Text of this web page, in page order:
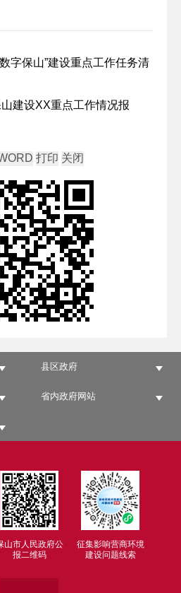
字保山”建设重点工作任务清
建设XX重点工作情况报
县区政府
省内政府网站
山市人民政府公
报二维码
征集影响营商环境
建设问题线索